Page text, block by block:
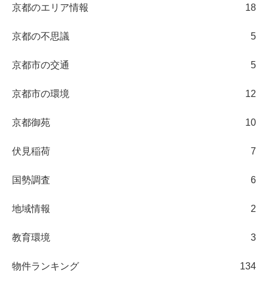
京都のエリア情報 18
京都の不思議 5
京都市の交通 5
京都市の環境 12
京都御苑 10
伏見稲荷 7
国勢調査 6
地域情報 2
教育環境 3
物件ランキング 134